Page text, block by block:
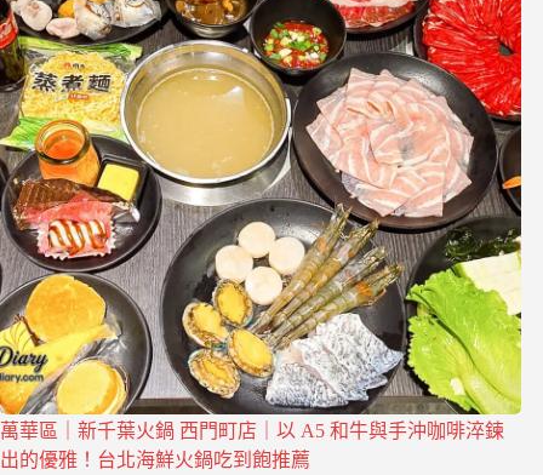
萬華區｜新千葉火鍋 西門町店｜以 A5 和牛與手沖咖啡淬鍊
出的優雅！台北海鮮火鍋吃到飽推薦